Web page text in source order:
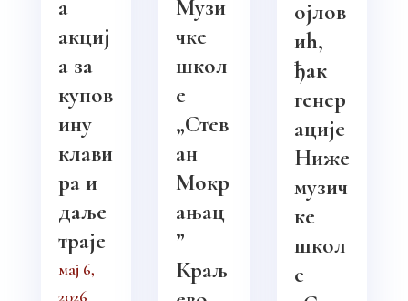
а
акциј
а за
купов
ину
клави
ра и
даље
траје
мај 6,
2026
Музи
чке
школ
е
„Стев
ан
Мокр
ањац
”
Краљ
ојлов
ић,
ђак
генер
ације
Ниже
музич
ке
школ
е